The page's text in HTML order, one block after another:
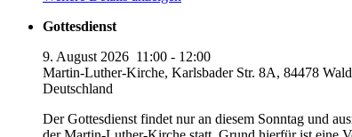
Gottesdienst
9. August 2026 11:00 - 12:00
Martin-Luther-Kirche, Karlsbader Str. 8A, 84478
Deutschland
Der Gottesdienst findet nur an diesem Sonntag und